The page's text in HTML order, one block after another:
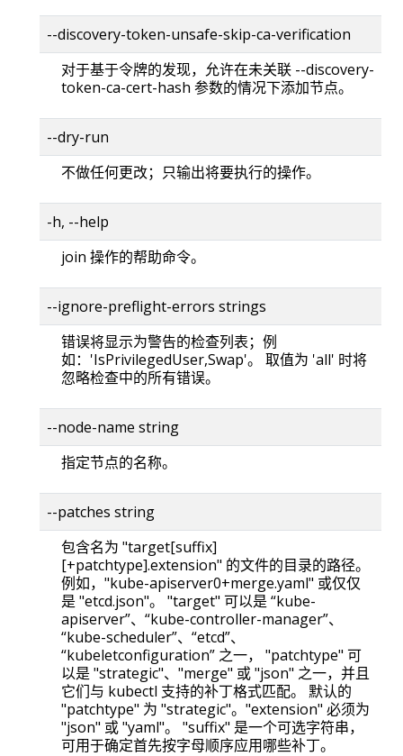
--discovery-token-unsafe-skip-ca-verification
对于基于令牌的发现，允许在未关联 --discovery-
token-ca-cert-hash 参数的情况下添加节点。
--dry-run
不做任何更改；只输出将要执行的操作。
-h, --help
join 操作的帮助命令。
--ignore-preflight-errors strings
错误将显示为警告的检查列表；例
如：'IsPrivilegedUser,Swap'。 取值为 'all' 时将
忽略检查中的所有错误。
--node-name string
指定节点的名称。
--patches string
包含名为 "target[suffix]
[+patchtype].extension" 的文件的目录的路径。
例如，"kube-apiserver0+merge.yaml" 或仅仅
是 "etcd.json"。 "target" 可以是 “kube-
apiserver”、“kube-controller-manager”、
“kube-scheduler”、“etcd”、
“kubeletconfiguration” 之一， "patchtype" 可
以是 "strategic"、"merge" 或 "json" 之一，并且
它们与 kubectl 支持的补丁格式匹配。 默认的
"patchtype" 为 "strategic"。"extension" 必须为
"json" 或 "yaml"。 "suffix" 是一个可选字符串，
可用于确定首先按字母顺序应用哪些补丁。